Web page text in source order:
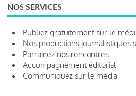
NOS SERVICES
Publiez gratuitement sur le
Nos productions journalistiques
Parrainez nos rencontres
Accompagnement éditorial
Communiquez sur le média